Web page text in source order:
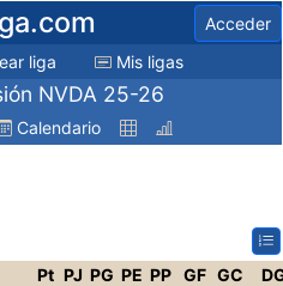
Acceder
liga Mis ligas
NVDA 25-26
Calendario
Pt PJ PG PE PP GF GC